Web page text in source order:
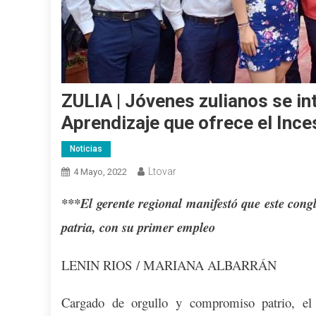
ZULIA | Jóvenes zulianos se
Aprendizaje que ofrece el
Noticias
4 Mayo, 2022 Ltovar
***El gerente regional manifestó que este
patria, con su primer empleo
LENIN RIOS / MARIANA ALBARRÁN
Cargado de orgullo y compromiso patrio,